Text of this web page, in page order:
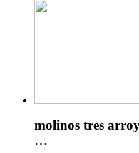
molinos tres
…